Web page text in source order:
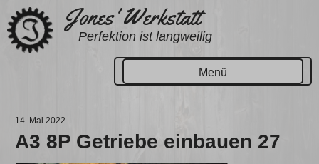
Zum
Inhalt
springen
Jones' Werkstatt
Perfektion ist langweilig
Menü
14. Mai 2022
A3 8P Getriebe einbauen 27